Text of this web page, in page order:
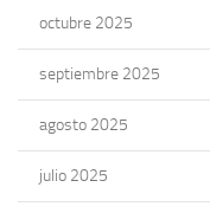
octubre 2025
septiembre 2025
agosto 2025
julio 2025